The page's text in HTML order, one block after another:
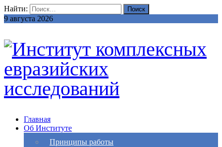
Найти:
9 августа 2026
Главная
Об Институте
Принципы работы